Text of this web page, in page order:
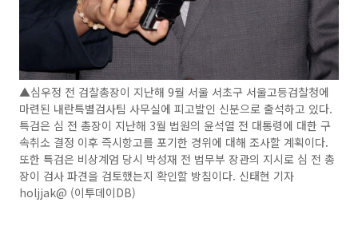
▲심우정 전 검찰총장이 지난해 9월 서울 서초구 서울고등검찰청에
마련된 내란특별검사팀 사무실에 피고발인 신분으로 출석하고 있다.
특검은 심 전 총장이 지난해 3월 법원의 윤석열 전 대통령에 대한 구
속취소 결정 이후 즉시항고를 포기한 경위에 대해 조사할 계획이다.
또한 특검은 비상계엄 당시 박성재 전 법무부 장관의 지시로 심 전 총
장이 검사 파견을 검토했는지 확인할 방침이다. 신태현 기자
holjjak@ (이투데이DB)